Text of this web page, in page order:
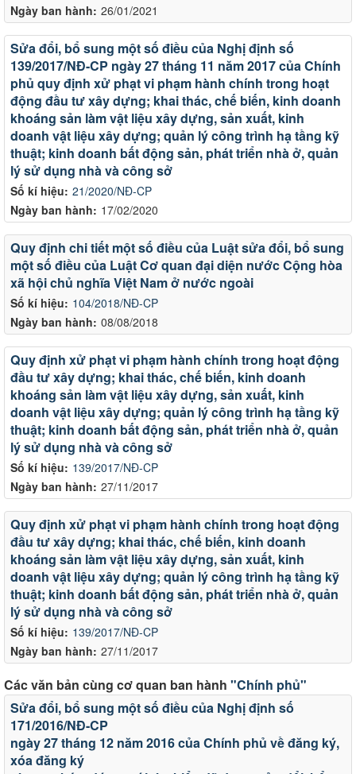
Ngày ban hành: 26/01/2021
Số kí hiệu: 21/2020/NĐ-CP
Ngày ban hành: 17/02/2020
Sửa đổi, bổ sung một số điều của Nghị định số
139/2017/NĐ-CP ngày 27 tháng 11 năm 2017 của Chính
phủ quy định xử phạt vi phạm hành chính trong hoạt
động đầu tư xây dựng; khai thác, chế biến, kinh doanh
khoáng sản làm vật liệu xây dựng, sản xuất, kinh
doanh vật liệu xây dựng; quản lý công trình hạ tầng kỹ
thuật; kinh doanh bất động sản, phát triển nhà ở, quản
lý sử dụng nhà và công sở
Số kí hiệu: 104/2018/NĐ-CP
Ngày ban hành: 08/08/2018
Quy định chi tiết một số điều của Luật sửa đổi, bổ sung
một số điều của Luật Cơ quan đại diện nước Cộng hòa
xã hội chủ nghĩa Việt Nam ở nước ngoài
Số kí hiệu: 139/2017/NĐ-CP
Ngày ban hành: 27/11/2017
Quy định xử phạt vi phạm hành chính trong hoạt động
đầu tư xây dựng; khai thác, chế biến, kinh doanh
khoáng sản làm vật liệu xây dựng, sản xuất, kinh
doanh vật liệu xây dựng; quản lý công trình hạ tầng kỹ
thuật; kinh doanh bất động sản, phát triển nhà ở, quản
lý sử dụng nhà và công sở
Số kí hiệu: 139/2017/NĐ-CP
Ngày ban hành: 27/11/2017
Quy định xử phạt vi phạm hành chính trong hoạt động
đầu tư xây dựng; khai thác, chế biến, kinh doanh
khoáng sản làm vật liệu xây dựng, sản xuất, kinh
doanh vật liệu xây dựng; quản lý công trình hạ tầng kỹ
thuật; kinh doanh bất động sản, phát triển nhà ở, quản
lý sử dụng nhà và công sở
Các văn bản cùng cơ quan ban hành "Chính phủ"
Sửa đổi, bổ sung một số điều của Nghị định số
171/2016/NĐ-CP
ngày 27 tháng 12 năm 2016 của Chính phủ về đăng ký,
xóa đăng ký